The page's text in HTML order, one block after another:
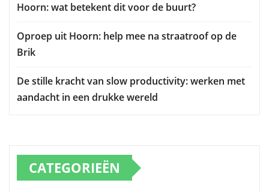
Hoorn: wat betekent dit voor de buurt?
Oproep uit Hoorn: help mee na straatroof op de
Brik
De stille kracht van slow productivity: werken met
aandacht in een drukke wereld
CATEGORIEËN